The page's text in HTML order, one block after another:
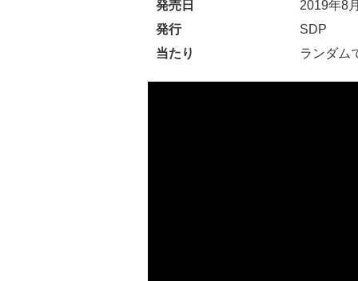
発売日
2019年8
発行
SDP
当たり
ランダム